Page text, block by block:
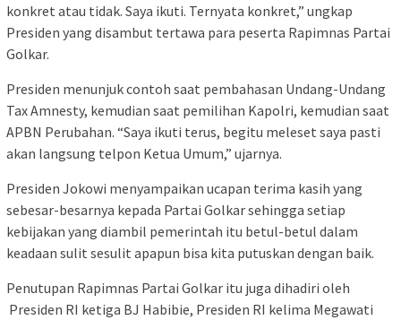
konkret atau tidak. Saya ikuti. Ternyata konkret,” ungkap
Presiden yang disambut tertawa para peserta Rapimnas Partai
Golkar.
Presiden menunjuk contoh saat pembahasan Undang-Undang
Tax Amnesty, kemudian saat pemilihan Kapolri, kemudian saat
APBN Perubahan. “Saya ikuti terus, begitu meleset saya pasti
akan langsung telpon Ketua Umum,” ujarnya.
Presiden Jokowi menyampaikan ucapan terima kasih yang
sebesar-besarnya kepada Partai Golkar sehingga setiap
kebijakan yang diambil pemerintah itu betul-betul dalam
keadaan sulit sesulit apapun bisa kita putuskan dengan baik.
Penutupan Rapimnas Partai Golkar itu juga dihadiri oleh
Presiden RI ketiga BJ Habibie, Presiden RI kelima Megawati